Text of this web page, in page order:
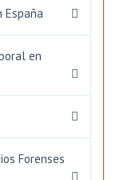
España
en
Forenses